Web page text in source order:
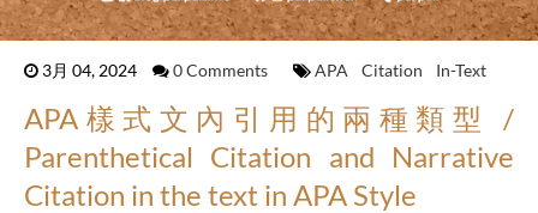
3月 04, 2024 0 Comments APA Citation In-Text
APA樣式文內引用的兩種類型 /
Parenthetical Citation and Narrative
Citation in the text in APA Style